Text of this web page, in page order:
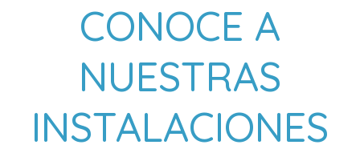
CONOCE A
NUESTRAS
INSTALACIONES